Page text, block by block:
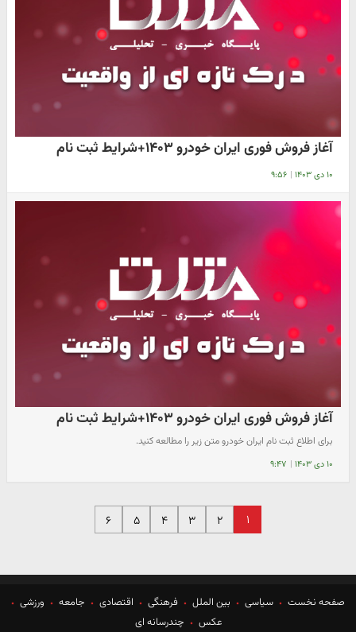
آغاز فروش فوری ایران خودرو ۱۴۰۳+شرایط ثبت نام
۱۰ دی ۱۴۰۳ | ۹:۵۶
آغاز فروش فوری ایران خودرو ۱۴۰۳+شرایط ثبت نام
برای اطلاع ثبت نام ایران خودرو متن زیر را مطالعه کنید.
۱۰ دی ۱۴۰۳ | ۹:۴۷
۱ ۲ ۳ ۴ ۵ ۶
صفحه نخست سیاسی بین الملل فرهنگی اقتصادی جامعه
ورزشی
عکس
چندرسانه ای